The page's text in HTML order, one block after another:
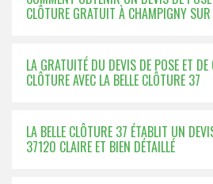
CLÔTURE GRATUIT À CHAMPIGNY SUR
LA GRATUITÉ DU DEVIS DE POSE ET
CLÔTURE AVEC LA BELLE CLÔTURE 37
LA BELLE CLÔTURE 37 ÉTABLIT UN
37120 CLAIRE ET BIEN DÉTAILLÉ